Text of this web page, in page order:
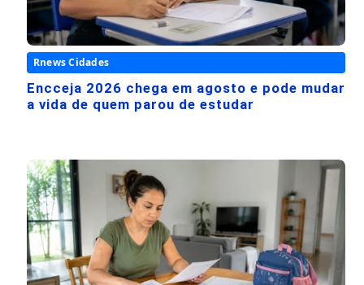
Rnews Cidades
Encceja 2026 chega em agosto e pode mudar
a vida de quem parou de estudar